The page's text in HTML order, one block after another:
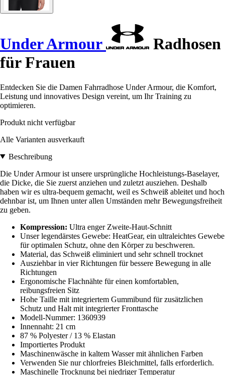
Under Armour
Radhosen
für Frauen
Entdecken Sie die Damen Fahrradhose Under Armour, die Komfort,
Leistung und innovatives Design vereint, um Ihr Training zu
optimieren.
Produkt nicht verfügbar
Alle Varianten ausverkauft
Beschreibung
Die Under Armour ist unsere ursprüngliche Hochleistungs-Baselayer,
die Dicke, die Sie zuerst anziehen und zuletzt ausziehen. Deshalb
haben wir es ultra-bequem gemacht, weil es Schweiß ableitet und hoch
dehnbar ist, um Ihnen unter allen Umständen mehr Bewegungsfreiheit
zu geben.
Kompression: Ultra enger Zweite-Haut-Schnitt
Unser legendärstes Gewebe: HeatGear, ein ultraleichtes Gewebe
für optimalen Schutz, ohne den Körper zu beschweren.
Material, das Schweiß eliminiert und sehr schnell trocknet
Ausziehbar in vier Richtungen für bessere Bewegung in alle
Richtungen
Ergonomische Flachnähte für einen komfortablen,
reibungsfreien Sitz
Hohe Taille mit integriertem Gummibund für zusätzlichen
Schutz und Halt mit integrierter Fronttasche
Modell-Nummer: 1360939
Innennaht: 21 cm
87 % Polyester / 13 % Elastan
Importiertes Produkt
Maschinenwäsche in kaltem Wasser mit ähnlichen Farben
Verwenden Sie nur chlorfreies Bleichmittel, falls erforderlich.
Maschinelle Trocknung bei niedriger Temperatur